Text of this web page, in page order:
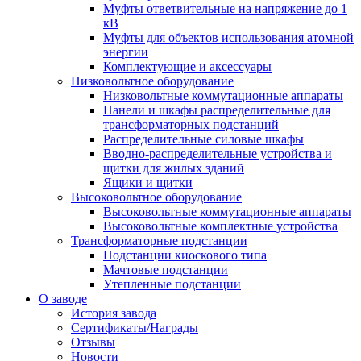
Муфты ответвительные на напряжение до 1
кВ
Муфты для объектов использования атомной
энергии
Комплектующие и аксессуары
Низковольтное оборудование
Низковольтные коммутационные аппараты
Панели и шкафы распределительные для
трансформаторных подстанций
Распределительные силовые шкафы
Вводно-распределительные устройства и
щитки для жилых зданий
Ящики и щитки
Высоковольтное оборудование
Высоковольтные коммутационные аппараты
Высоковольтные комплектные устройства
Трансформаторные подстанции
Подстанции киоскового типа
Мачтовые подстанции
Утепленные подстанции
О заводе
История завода
Сертификаты/Награды
Отзывы
Новости